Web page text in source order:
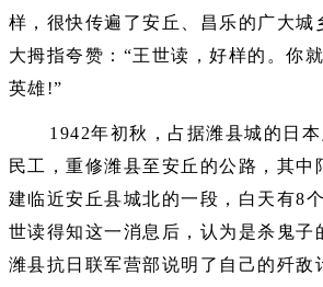
样，很快传遍了安丘、昌乐的广大城
大拇指夸赞：“王世读，好样的。你
英雄!”
1942年初秋，占据潍县城的日
民工，重修潍县至安丘的公路，其中
建临近安丘县城北的一段，白天有8
世读得知这一消息后，认为是杀鬼子
潍县抗日联军营部说明了自己的歼敌